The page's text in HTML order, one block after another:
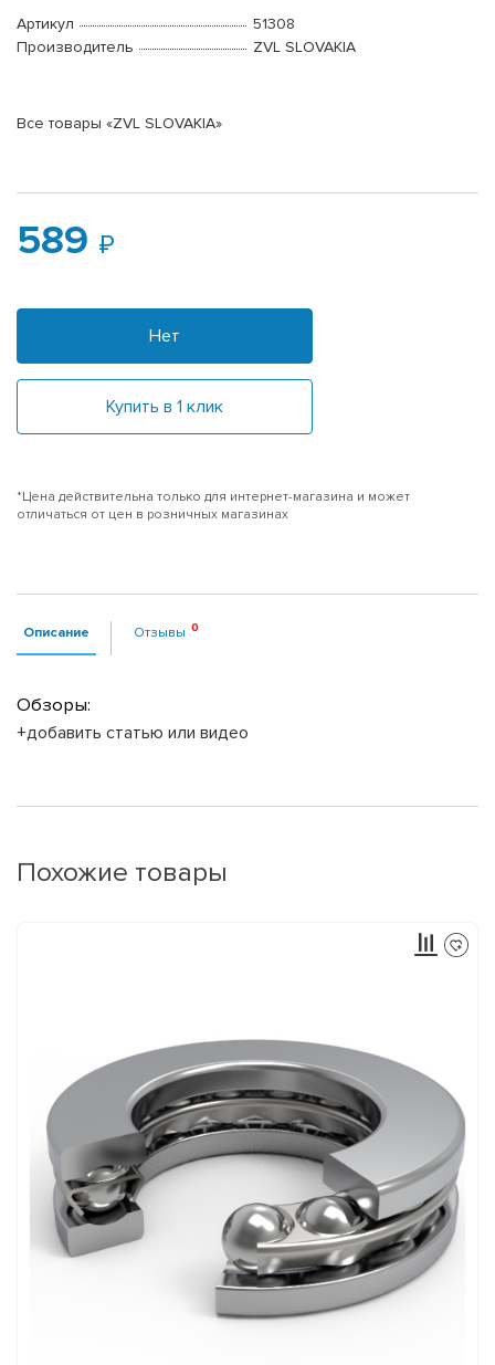
Артикул
51308
Производитель
ZVL SLOVAKIA
Все товары «ZVL SLOVAKIA»
589
Нет
Купить в 1 клик
*Цена действительна только для интернет-магазина и может
отличаться от цен в розничных магазинах
Описание Отзывы
Обзоры:
+добавить статью или видео
Похожие товары